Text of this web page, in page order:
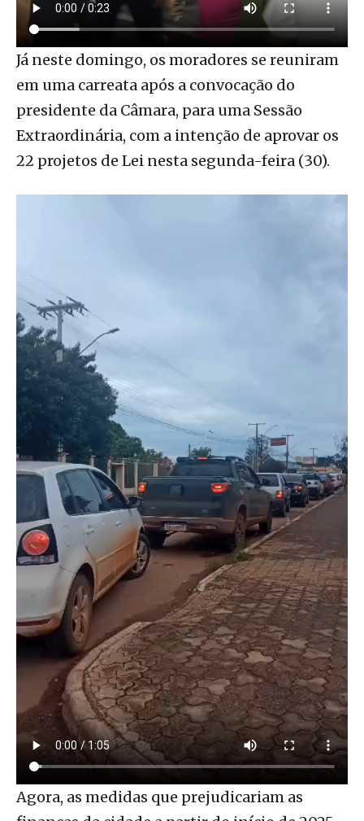
Já neste domingo, os moradores se reuniram
em uma carreata após a convocação do
presidente da Câmara, para uma Sessão
Extraordinária, com a intenção de aprovar os
22 projetos de Lei nesta segunda-feira (30).
Agora, as medidas que prejudicariam as